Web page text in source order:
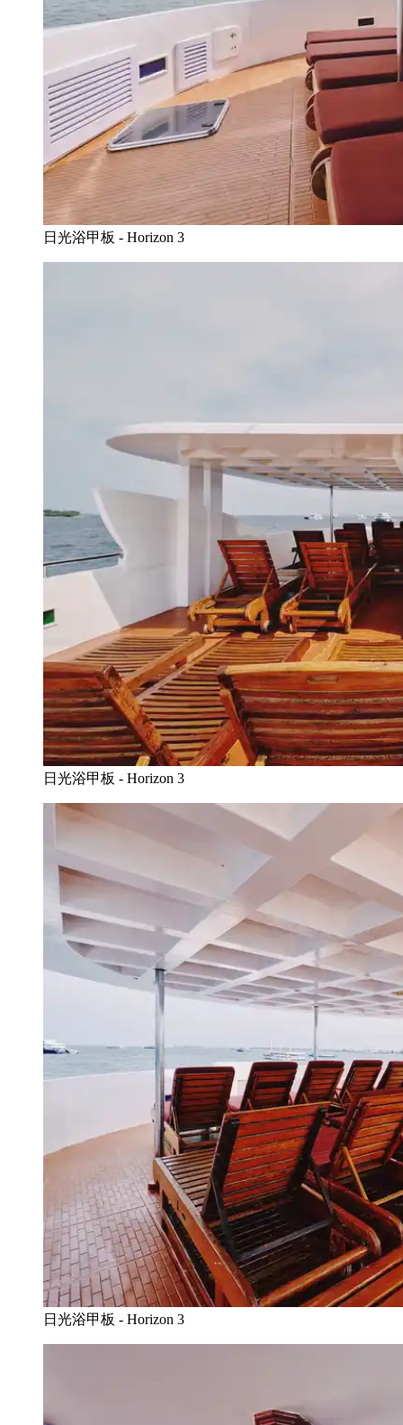
日光浴甲板 - Horizon 3
日光浴甲板 - Horizon 3
日光浴甲板 - Horizon 3